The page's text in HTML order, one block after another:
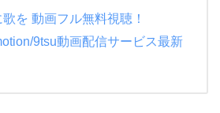
を 動画フル無料視聴！
9tsu動画配信サービス最新